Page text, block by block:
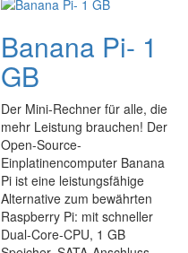
Banana Pi- 1
GB
Der Mini-Rechner für alle, die
mehr Leistung brauchen! Der
Open-Source-
Einplatinencomputer Banana
Pi ist eine leistungsfähige
Alternative zum bewährten
Raspberry Pi: mit schneller
Dual-Core-CPU, 1 GB